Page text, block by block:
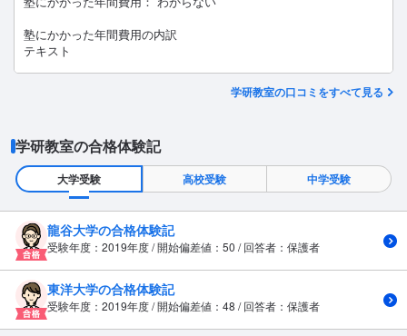
塾にかかった年間費用の内訳
テキスト
学研教室の口コミをすべて見る
学研教室の合格体験記
大学受験 高校受験 中学受験
龍谷大学の合格体験記
受験年度：2019年度 / 開始偏差値：50 / 回答者：保護者
東洋大学の合格体験記
受験年度：2019年度 / 開始偏差値：48 / 回答者：保護者